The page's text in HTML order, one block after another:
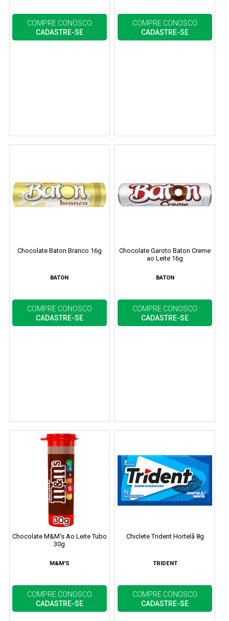
COMPRE CONOSCO
CADASTRE-SE
COMPRE CONOSCO
CADASTRE-SE
Chocolate Baton Branco 16g
BATON
COMPRE CONOSCO
CADASTRE-SE
Chocolate Garoto Baton Creme
ao Leite 16g
BATON
COMPRE CONOSCO
CADASTRE-SE
Chocolate M&M’s Ao Leite Tubo
30g
M&M'S
COMPRE CONOSCO
CADASTRE-SE
Chiclete Trident Hortelã 8g
TRIDENT
COMPRE CONOSCO
CADASTRE-SE